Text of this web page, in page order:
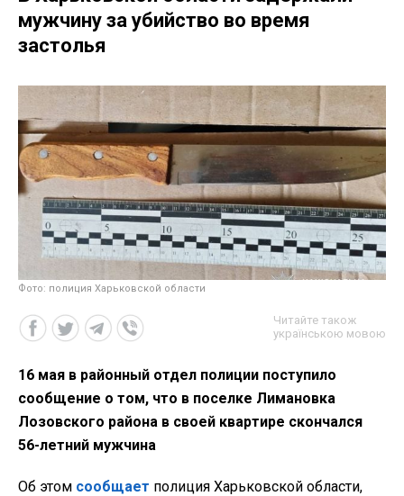
мужчину за убийство во время
застолья
Фото: полиция Харьковской области
Читайте також
українською мовою
16 мая в районный отдел полиции поступило
сообщение о том, что в поселке Лимановка
Лозовского района в своей квартире скончался
56-летний мужчина
Об этом сообщает полиция Харьковской области,